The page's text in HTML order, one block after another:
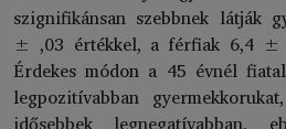
szignifikánsan szebbnek látják
± ,03 értékkel, a férfiak 6,4 ±
Érdekes módon a 45 évnél
legpozitívabban
idősebbek legnegatívabban,